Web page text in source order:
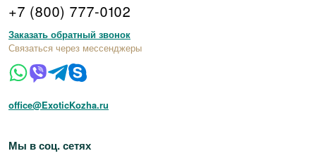
+7 (800) 777-0102
Заказать обратный звонок
Связаться через мессенджеры
office@ExoticKozha.ru
Мы в соц. сетях